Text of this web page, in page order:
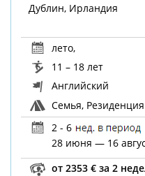
Дублин, Ирландия
лето,
11 – 18 лет
Английский
Семья, Резиденция
2 - 6
28 июня — 16
от 2353 € за 2